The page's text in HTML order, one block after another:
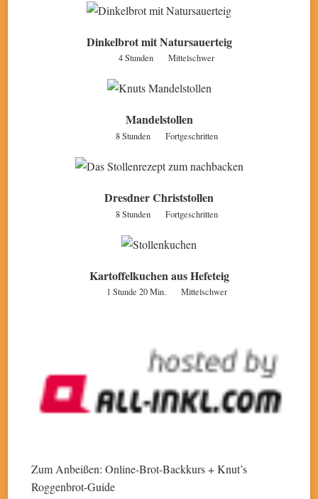
Dinkelbrot mit Natursauerteig
4 Stunden Mittelschwer
Mandelstollen
8 Stunden Fortgeschritten
Dresdner Christstollen
8 Stunden Fortgeschritten
Kartoffelkuchen aus Hefeteig
1 Stunde 20 Min. Mittelschwer
Zum Anbeißen: Online-Brot-Backkurs + Knut’s
Roggenbrot-Guide